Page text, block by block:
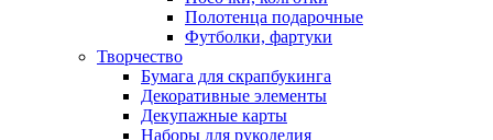
Полотенца подарочные
Футболки, фартуки
Творчество
Бумага для скрапбукинга
Декоративные элементы
Декупажные карты
Наборы для рукоделия